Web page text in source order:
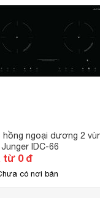
sau khi sử dụng
sôi nhanh với 8 mức
thông minh.
phút.
hồng ngoại dương 2
IDC-66
từ 0 đ
có nơi bán